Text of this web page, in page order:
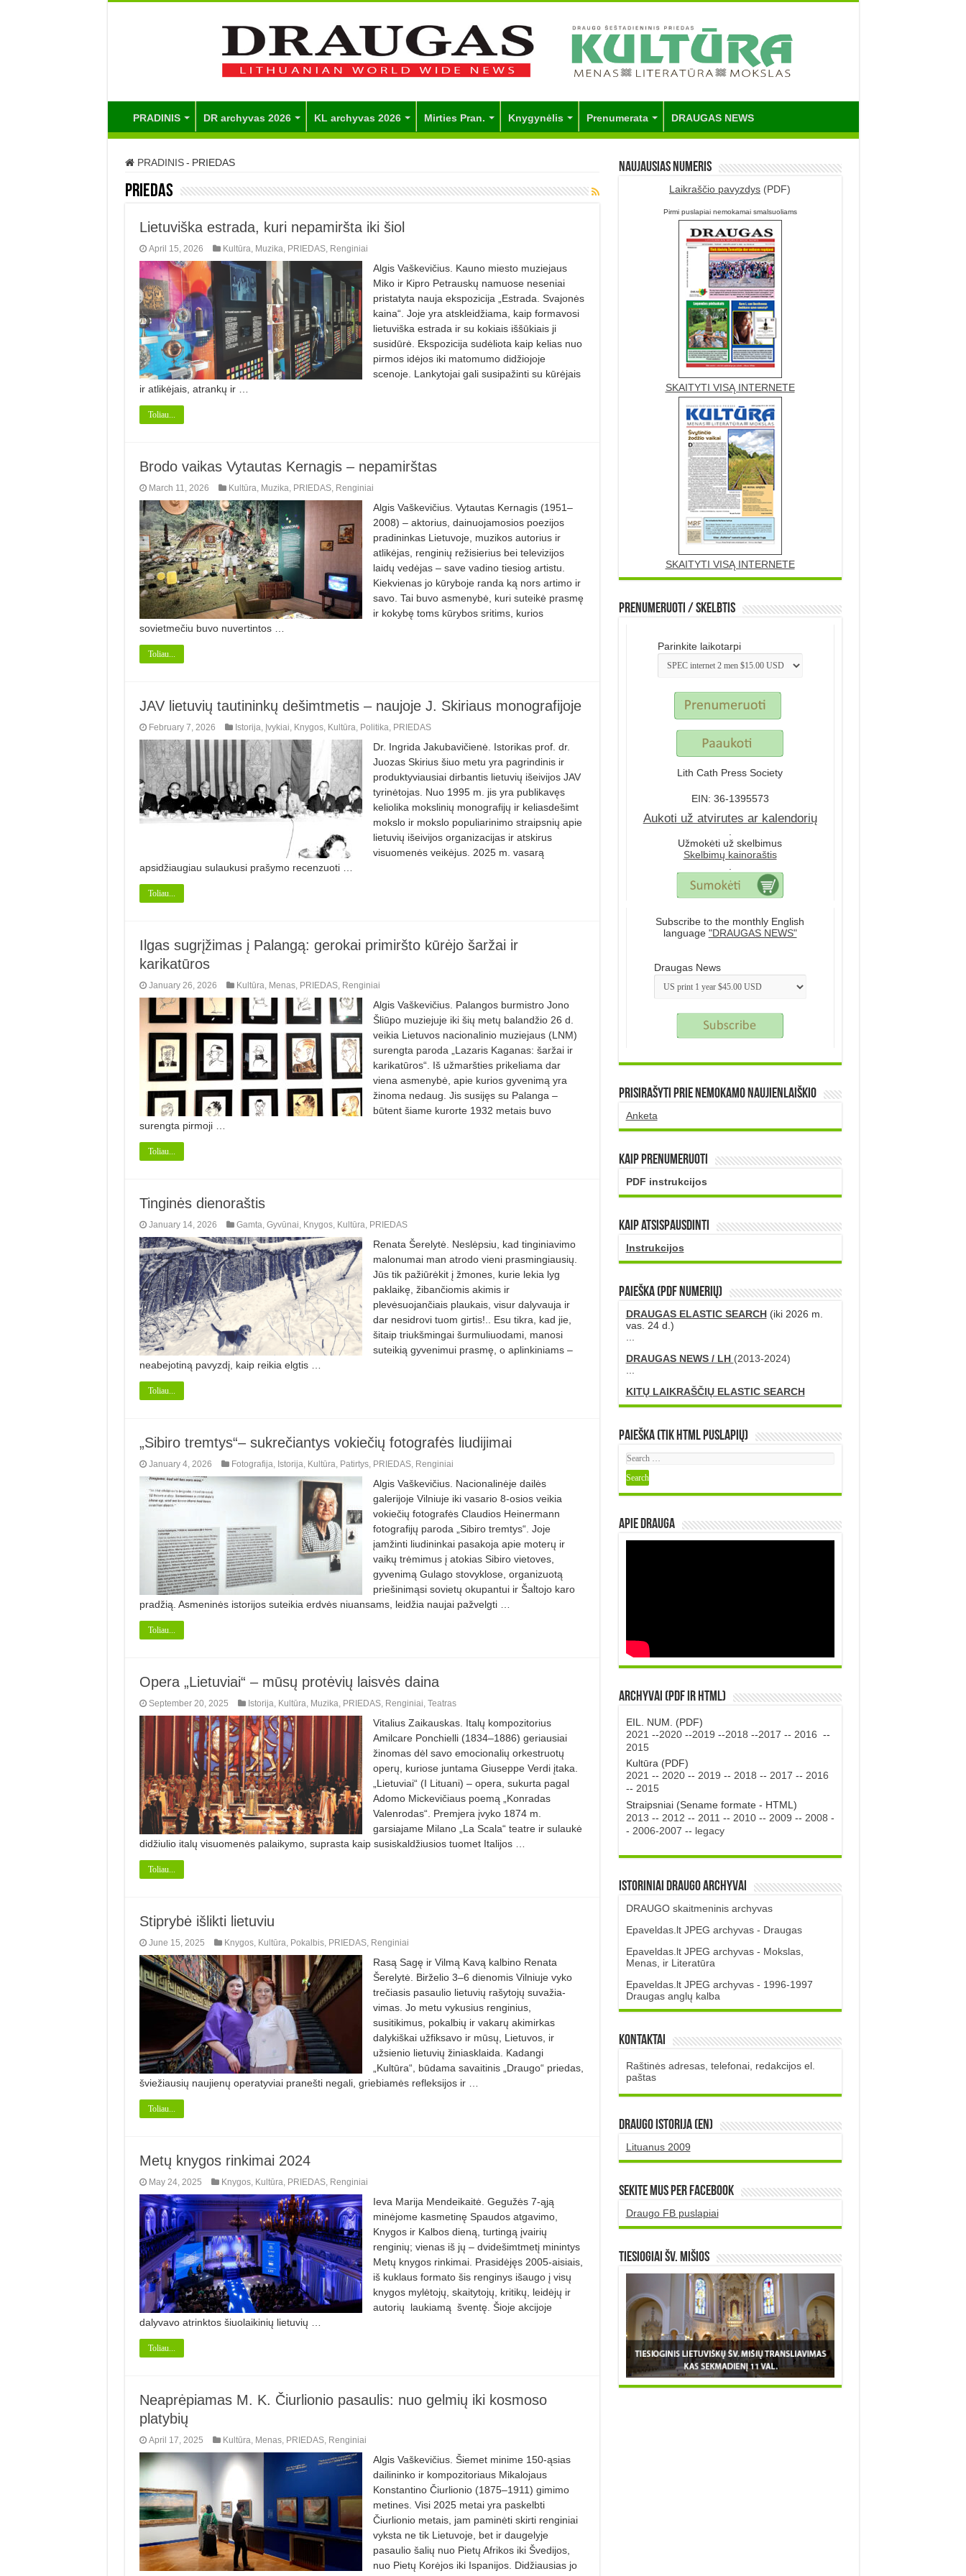
PRADINIS DR archyvas 2026 KL archyvas 2026 Mirties Pran. Knygynėlis Prenumerata DRAUGAS NEWS
PRADINIS - PRIEDAS
PRIEDAS
Lietuviška estrada, kuri nepamiršta iki šiol
April 15, 2026 Kultūra Muzika PRIEDAS, Renginiai
Algis Vaškevičius. Kauno miesto muziejaus
Miko ir Kipro Petrauskų namuose neseniai
pristatyta nauja ekspozicija „Estrada. Svajonės
kaina“. Joje yra atskleidžiama, kaip formavosi
lietuviška estrada ir su kokiais iššūkiais ji
susidūrė. Ekspozicija sudėliota kaip kelias nuo
pirmos idėjos iki matomumo didžiojoje
scenoje. Lankytojai gali susipažinti su kūrėjais
ir atlikėjais, atrankų ir …
Toliau...
Brodo vaikas Vytautas Kernagis – nepamirštas
March 11, 2026 Kultūra Muzika PRIEDAS, Renginiai
Algis Vaškevičius. Vytautas Kernagis (1951–
2008) – aktorius, dainuojamosios poezijos
pradininkas Lietuvoje, muzikos autorius ir
atlikėjas, renginių režisierius bei televizijos
laidų vedėjas – save vadino tiesiog artistu.
Kiekvienas jo kūryboje randa ką nors artimo ir
savo. Tai buvo asmenybė, kuri suteikė prasmę
ir kokybę toms kūrybos sritims, kurios
sovietmečiu buvo nuvertintos …
Toliau...
JAV lietuvių tautininkų dešimtmetis – naujoje J. Skiriaus monografijoje
February 7, 2026 Istorija Įvykiai Knygos, Kultūra Politika PRIEDAS
Dr. Ingrida Jakubavičienė. Istorikas prof. dr.
Juozas Skirius šiuo metu yra pagrindinis ir
produktyviausiai dirbantis lietuvių išeivijos JAV
tyrinėtojas. Nuo 1995 m. jis yra publikavęs
keliolika mokslinių monografijų ir keliasdešimt
mokslo ir mokslo populiarinimo straipsnių apie
lietuvių išeivijos organizacijas ir atskirus
visuomenės veikėjus. 2025 m. vasarą
apsidžiaugiau sulaukusi prašymo recenzuoti …
Toliau...
Ilgas sugrįžimas į Palangą: gerokai primiršto kūrėjo šaržai ir
karikatūros
January 26, 2026 Kultūra Menas, PRIEDAS, Renginiai
Algis Vaškevičius. Palangos burmistro Jono
Šliūpo muziejuje iki šių metų balandžio 26 d.
veikia Lietuvos nacionalinio muziejaus (LNM)
surengta paroda „Lazaris Kaganas: šaržai ir
karikatūros“. Iš užmaršties prikeliama dar
viena asmenybė, apie kurios gyvenimą yra
žinoma nedaug. Jis susijęs su Palanga –
būtent šiame kurorte 1932 metais buvo
surengta pirmoji …
Toliau...
Tinginės dienoraštis
January 14, 2026 Gamta Gyvūnai Knygos, Kultūra PRIEDAS
Renata Šerelytė. Neslėpsiu, kad tinginiavimo
malonumai man atrodo vieni prasmingiausių.
Jūs tik pažiūrėkit į žmones, kurie lekia lyg
paklaikę, žibančiomis akimis ir
plevėsuojančiais plaukais, visur dalyvauja ir
dar nesidrovi tuom girtis!.. Esu tikra, kad jie,
šitaip triukšmingai šurmuliuodami, manosi
suteikią gyvenimui prasmę, o aplinkiniams –
neabejotiną pavyzdį, kaip reikia elgtis …
Toliau...
„Sibiro tremtys“– sukrečiantys vokiečių fotografės liudijimai
January 4, 2026 Fotografija Istorija Kultūra Patirtys, PRIEDAS, Renginiai
Algis Vaškevičius. Nacionalinėje dailės
galerijoje Vilniuje iki vasario 8-osios veikia
vokiečių fotografės Claudios Heinermann
fotografijų paroda „Sibiro tremtys“. Joje
įamžinti liudininkai pasakoja apie moterų ir
vaikų trėmimus į atokias Sibiro vietoves,
gyvenimą Gulago stovyklose, organizuotą
priešinimąsi sovietų okupantui ir Šaltojo karo
pradžią. Asmeninės istorijos suteikia erdvės niuansams, leidžia naujai pažvelgti …
Toliau...
Opera „Lietuviai“ – mūsų protėvių laisvės daina
September 20, 2025 Istorija Kultūra Muzika PRIEDAS, Renginiai Teatras
Vitalius Zaikauskas. Italų kompozitorius
Amilcare Ponchielli (1834–1886) geriausiai
žinomas dėl savo emocionalių orkestruotų
operų, kuriose juntama Giuseppe Verdi įtaka.
„Lietuviai“ (I Lituani) – opera, sukurta pagal
Adomo Mic­­kevičiaus poemą „Konradas
Valenrodas“. Premjera įvyko 1874 m.
garsiajame Milano „La Scala“ teatre ir sulaukė
didžiulio italų visuomenės palaikymo, suprasta kaip susiskaldžiusios tuomet Italijos …
Toliau...
Stiprybė išlikti lietuviu
June 15, 2025 Knygos, Kultūra Pokalbis, PRIEDAS, Renginiai
Rasą Sagę ir Vilmą Kavą kalbino Renata
Šerelytė. Birželio 3–6 dienomis Vilniuje vyko
tre­čiasis pasaulio lietuvių rašytojų suvažia­
vimas. Jo metu vykusius renginius,
susitikimus, pokalbių ir vakarų akimirkas
dalykiškai užfiksavo ir mūsų, Lietuvos, ir
užsienio lietuvių žiniasklaida. Kadangi
„Kultūra“, būdama savaitinis „Draugo“ priedas,
šviežiau­sių naujienų operatyviai pranešti negali, griebiamės refleksijos ir …
Toliau...
Metų knygos rinkimai 2024
May 24, 2025 Knygos, Kultūra PRIEDAS, Renginiai
Ieva Marija Mendeikaitė. Gegužės 7-ąją
minėjome kasmetinę Spaudos atgavimo,
Knygos ir Kalbos dieną, turtingą įvairių
renginių; vienas iš jų – dvidešimtmetį minintys
Metų knygos rinkimai. Prasidėjęs 2005-aisiais,
iš kuklaus formato šis renginys išaugo į visų
knygos mylėtojų, skaitytojų, kritikų, leidėjų ir
autorių laukiamą šventę. Šioje akcijoje
dalyvavo atrinktos šiuolaikinių lietuvių …
Toliau...
Neaprėpiamas M. K. Čiurlionio pasaulis: nuo gelmių iki kosmoso
platybių
April 17, 2025 Kultūra Menas, PRIEDAS, Renginiai
Algis Vaškevičius. Šiemet minime 150-ąsias
dailininko ir kompozitoriaus Mikalojaus
Konstantino Čiurlionio (1875–1911) gimimo
metines. Vi­si 2025 metai yra paskelbti
Čiurlionio metais, jam paminėti skirti renginiai
vyksta ne tik Lietuvoje, bet ir daugelyje
pasaulio šalių nuo Pietų Afrikos iki Švedijos,
nuo Pietų Korėjos iki Ispanijos. Didžiausias jo
Naujausias numeris
Laikraščio pavyzdys (PDF)
Pirmi puslapiai nemokamai smalsuoliams
SKAITYTI VISĄ INTERNETE
SKAITYTI VISĄ INTERNETE
Prenumeruoti / Skelbtis
Parinkite laikotarpi
Lith Cath Press Society
EIN: 36-1395573
Aukoti už atvirutes ar kalendorių
.
Užmokėti už skelbimus
Skelbimų kainoraštis
.
Subscribe to the monthly English
language "DRAUGAS NEWS"
Draugas News
Prisirašyti prie nemokamo naujienlaiškio
Anketa
Kaip prenumeruoti
PDF instrukcijos
Kaip atsispausdinti
Instrukcijos
PAIEŠKA (PDF numerių)
DRAUGAS ELASTIC SEARCH(iki 2026 m.
vas. 24 d.)
...
DRAUGAS NEWS / LH (2013-2024)
...
KITŲ LAIKRAŠČIŲ ELASTIC SEARCH
Paieška (tik HTML puslapių)
Apie DRAUGA
Archyvai (PDF ir HTML)
EIL. NUM. (PDF)
2021 --2020--2019 --2018 --2017 -- 2016 --
2015
Kultūra (PDF)
2021 -- 2020-- 2019 -- 2018 -- 2017 -- 2016
-- 2015
Straipsniai (Sename formate - HTML)
2013 -- 2012 -- 2011 -- 2010-- 2009 -- 2008 -
- 2006-2007 -- legacy
Istoriniai DRAUGO Archyvai
DRAUGO skaitmeninis archyvas
Epaveldas.lt JPEG archyvas - Draugas
Epaveldas.lt JPEG archyvas - Mokslas,
Menas, ir Literatūra
Epaveldas.lt JPEG archyvas - 1996-1997
Draugas anglų kalba
Kontaktai
Raštinės adresas, telefonai, redakcijos el.
paštas
DRAUGO istorija (EN)
Lituanus 2009
Sekite mus per Facebook
Draugo FB puslapiai
TIESIOGIAI šv. MIŠIOS